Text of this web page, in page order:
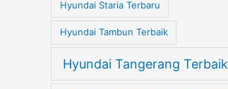
Hyundai Staria Terbaru
Hyundai Tambun Terbaik
Hyundai Tangerang Terbaik